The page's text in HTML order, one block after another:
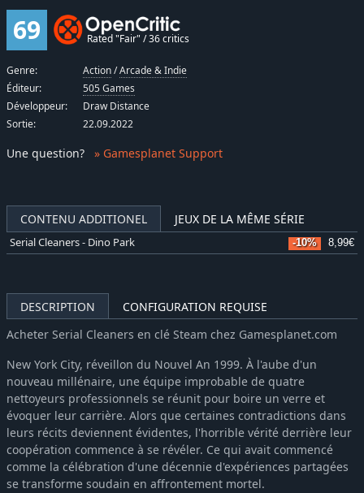
CONTENU ADDITIONEL JEUX DE LA MÊME SÉRIE
Serial Cleaners - Dino Park -10% 8,99€
DESCRIPTION
CONFIGURATION REQUISE
Acheter Serial Cleaners en clé Steam chez Gamesplanet.com
New York City, réveillon du Nouvel An 1999. À l'aube d'un
nouveau millénaire, une équipe improbable de quatre
nettoyeurs professionnels se réunit pour boire un verre et
évoquer leur carrière. Alors que certaines contradictions dans
leurs récits deviennent évidentes, l'horrible vérité derrière leur
coopération commence à se révéler. Ce qui avait commencé
comme la célébration d'une décennie d'expériences partagées
se transforme soudain en affrontement mortel.
69 Rated "Fair" / 36 critics
Genre: Action/Arcade & Indie
Éditeur:
505 Games
Développeur:
Draw Distance
Sortie:
22.09.2022
Une question? » Gamesplanet Support